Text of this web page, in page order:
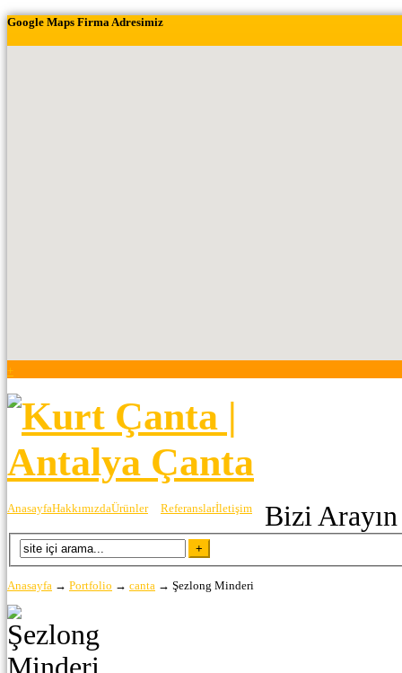
Google Maps Firma Adresimiz
+
AnasayfaHakkımızdaÜrünler Referanslarİletişim Bizi
Anasayfa → Portfolio → canta → Şezlong Minderi